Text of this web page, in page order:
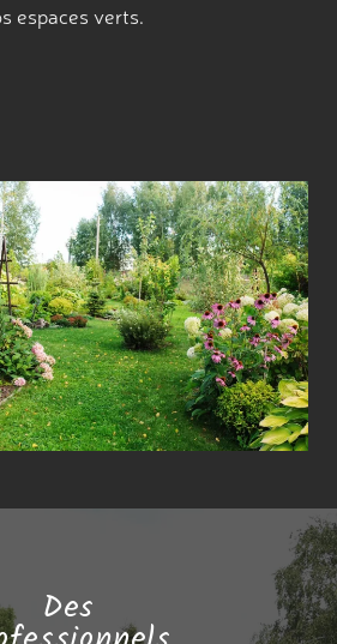
espaces verts.
paysager comprennent
de votre pelouse, la gestion des
que vous puissiez profiter
sans vous soucier des
Faites confiance à
passionnés et compétents
vos espaces verts. Nous mettons
fournir un service de qualité,
et à votre budget.
Des